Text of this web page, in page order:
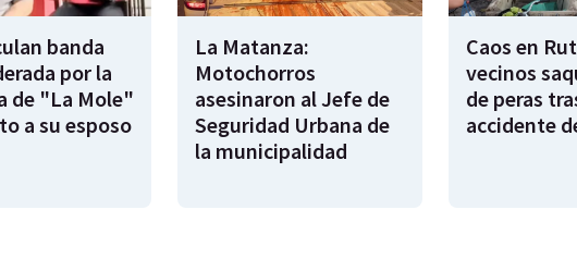
banda
por la
de "La Mole"
a su esposo
La Matanza:
Motochorros
asesinaron al Jefe de
Seguridad Urbana de
la municipalidad
Caos en
vecinos
de peras
accidente